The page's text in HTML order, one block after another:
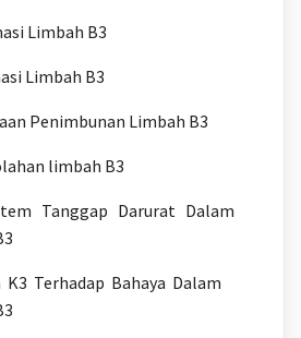
Limbah B3
Limbah B3
Penimbunan Limbah B3
limbah B3
Tanggap Darurat Dalam
Terhadap Bahaya Dalam